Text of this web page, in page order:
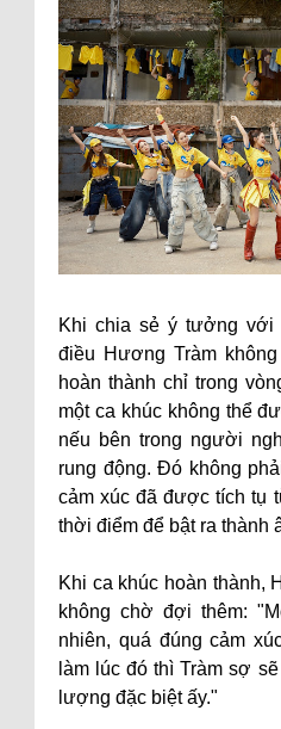
Khi chia sẻ ý tưởng với
điều Hương Tràm
hoàn thành chỉ trong
một ca khúc không thể
nếu bên trong người
rung động. Đó không
cảm xúc đã được tích tụ
thời điểm để bật ra thành
Khi ca khúc hoàn thành,
không chờ đợi thêm:
nhiên, quá đúng cảm
làm lúc đó thì Tràm sợ
lượng đặc biệt ấy."